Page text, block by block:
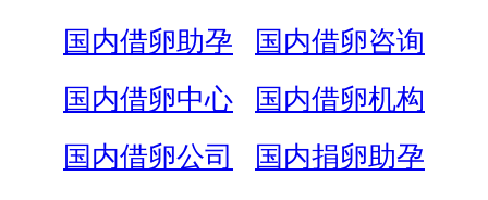
国内借卵助孕
国内借卵咨询
国内借卵中心
国内借卵机构
国内借卵公司
国内捐卵助孕